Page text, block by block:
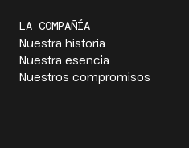
LA COMPAÑÍA
Nuestra historia
Nuestra esencia
Nuestros compromisos